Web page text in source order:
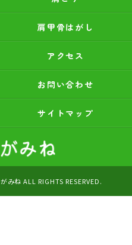
肩甲骨はがし
アクセス
お問い合わせ
サイトマップ
ね ALL RIGHTS RESERVED.